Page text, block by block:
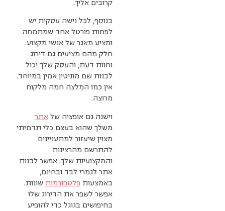
קרובים אליך.
בנוסף, לכל נישה עסקית יש
לפחות פורטל אחד שמתמחה
ומציע מאגר של אנשי מקצוע.
חלק מהם מציעים גם דירוג
וחוות דעת, והעסק שלך יכול
לבנות שם מוניטין אמין במיוחד.
אין כמו המלצה חמה מלקוח
מרוצה.
וישנה גם אופציה של אתר
משלך שהוא בעצם כלי תדמיתי
מצוין שיעזור למתעניינים
להתרשם מהרצינות
והמקצועיות שלך. אפשר לבנות
אתר לגמרי לבד ובחינם,
באמצעות פלטפורמות שונות.
אפשר לשפר את הדירוג שלו
בחיפושים בגוגל כדי להופיע